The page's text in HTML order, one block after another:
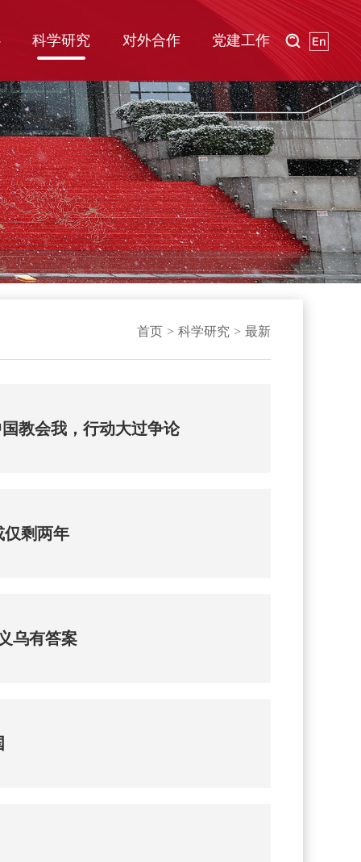
科学研究 对外合作 党建工作
首页 > 科学研究 > 最新
教会我，行动大过争论
仅剩两年
乌有答案